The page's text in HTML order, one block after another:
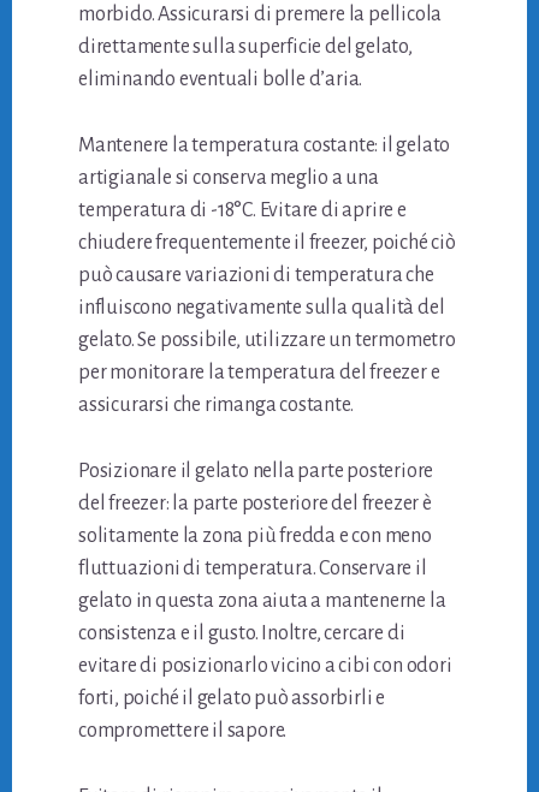
morbido. Assicurarsi di premere la pellicola
direttamente sulla superficie del gelato,
eliminando eventuali bolle d’aria.
Mantenere la temperatura costante: il gelato
artigianale si conserva meglio a una
temperatura di -18°C. Evitare di aprire e
chiudere frequentemente il freezer, poiché ciò
può causare variazioni di temperatura che
influiscono negativamente sulla qualità del
gelato. Se possibile, utilizzare un termometro
per monitorare la temperatura del freezer e
assicurarsi che rimanga costante.
Posizionare il gelato nella parte posteriore
del freezer: la parte posteriore del freezer è
solitamente la zona più fredda e con meno
fluttuazioni di temperatura. Conservare il
gelato in questa zona aiuta a mantenerne la
consistenza e il gusto. Inoltre, cercare di
evitare di posizionarlo vicino a cibi con odori
forti, poiché il gelato può assorbirli e
compromettere il sapore.